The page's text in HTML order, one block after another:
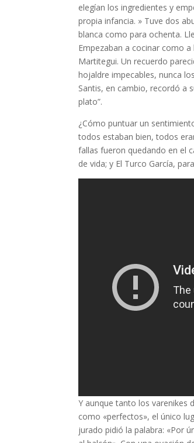
elegían los ingredientes y
propia infancia. » Tuve dos
blanca como para ochenta.
Empezaban a cocinar como
Martitegui. Un recuerdo
hojaldre impecables, nunca
Santis, en cambio, recordó a
plato”.
¿Cómo puntuar un
todos estaban bien, todos
fallas fueron quedando en el
de vida; y El Turco García,
Y aunque tanto los varenikes
como «perfectos», el único
jurado pidió la palabra: «Por